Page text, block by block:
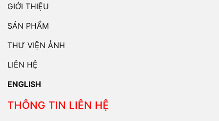
GIỚI THIỆU
SẢN PHẨM
THƯ VIỆN ẢNH
LIÊN HỆ
ENGLISH
THÔNG TIN LIÊN HỆ